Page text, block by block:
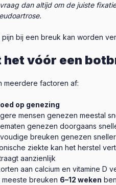
dan altijd om de juiste
pijn bij een breuk kan worden
vóór een
meerdere factoren af:
op genezing
mensen genezen meestal
genezen doorgaans
breuken genezen
ziekte kan het herstel
aanzienlijk
aan calcium en vitamine D
breuken 6–12 weken